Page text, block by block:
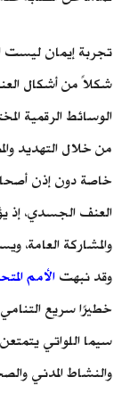
تجربة إيمان ليست
شكلاً من أشكال
الوسائط الرقمية
من خلال التهديد
خاصة دون إذن
العنف الجسدي، إذ
والمشاركة
وقد نبهت الأمم
خطيرًا سريع
سيما اللواتي
والنشاط المدني